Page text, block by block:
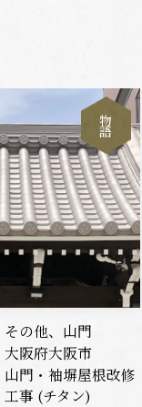
物
語
その他、山門
大阪府大阪市
山門・袖塀屋根改修
工事 (チタン)